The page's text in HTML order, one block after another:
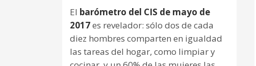
El barómetro del CIS de mayo de
2017es revelador: sólo dos de cada
diez hombres comparten en igualdad
las tareas del hogar, como limpiar y